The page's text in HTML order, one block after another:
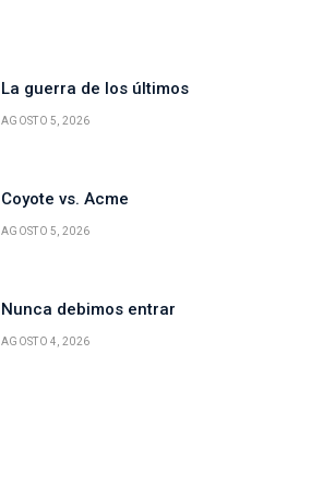
La guerra de los últimos
AGOSTO 5, 2026
Coyote vs. Acme
AGOSTO 5, 2026
Nunca debimos entrar
AGOSTO 4, 2026